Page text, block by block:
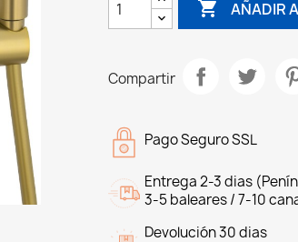
 AÑADIR
Compartir
Pago Seguro SSL
Entrega 2-3 dias
3-5 baleares / 7-10
Devolución 30 dias